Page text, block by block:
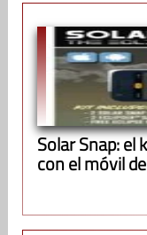
Solar Snap: el
con el móvil